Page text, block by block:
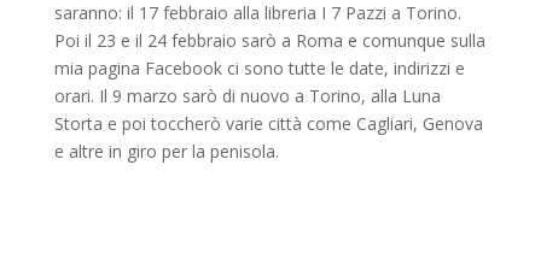
saranno: il 17 febbraio alla libreria I 7 Pazzi a Torino.
Poi il 23 e il 24 febbraio sarò a Roma e comunque sulla
mia pagina Facebook ci sono tutte le date, indirizzi e
orari. Il 9 marzo sarò di nuovo a Torino, alla Luna
Storta e poi toccherò varie città come Cagliari, Genova
e altre in giro per la penisola.